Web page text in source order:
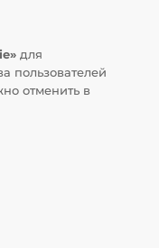
для
пользователей
отменить в